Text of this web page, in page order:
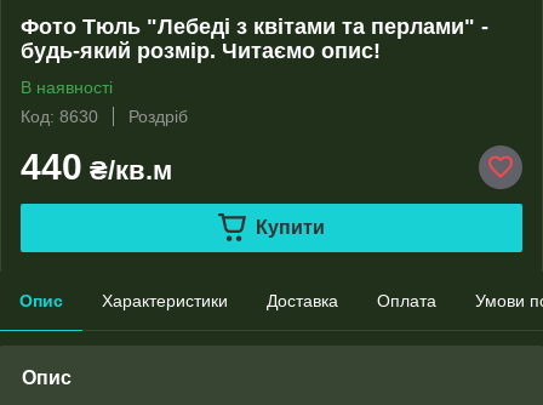
Фото Тюль "Лебеді з квітами та перлами" -
будь-який розмір. Читаємо опис!
В наявності
Код: 8630
Роздріб
440 ₴/кв.м
Купити
Опис Характеристики Доставка Оплата Умови
Опис